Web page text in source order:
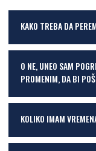
KAKO TREBA DA
O NE, UNEO SAM
PROMENIM, DA BI
KOLIKO IMAM